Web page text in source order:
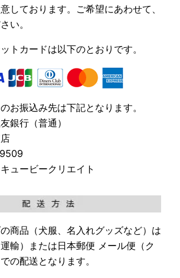
しております。ご希望にあわせて、
い。
トカードは以下のとおりです。
お振込み先は下記となります。
銀行（普通）
ュービークリエイト
商品（犬服、名入れグッズなど）は
輸）または日本郵便 メール便（ク
の配送となります。